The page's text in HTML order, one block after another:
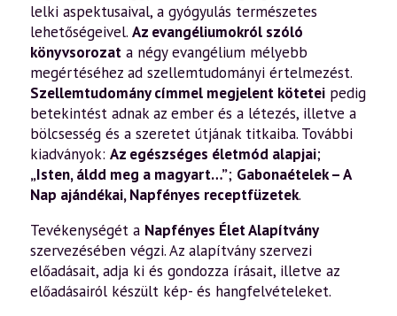
lelki aspektusaival, a gyógyulás természetes
lehetőségeivel. Az evangéliumokról szóló
könyvsorozat a négy evangélium mélyebb
megértéséhez ad szellemtudományi értelmezést.
Szellemtudomány címmel megjelent kötetei pedig
betekintést adnak az ember és a létezés, illetve a
bölcsesség és a szeretet útjának titkaiba. További
kiadványok: Az egészséges életmód alapjai;
„Isten, áldd meg a magyart…”; Gabonaételek – A
Nap ajándékai,Napfényes receptfüzetek.
Tevékenységét a Napfényes Élet Alapítvány
szervezésében végzi. Az alapítvány szervezi
előadásait, adja ki és gondozza írásait, illetve az
előadásairól készült kép- és hangfelvételeket.